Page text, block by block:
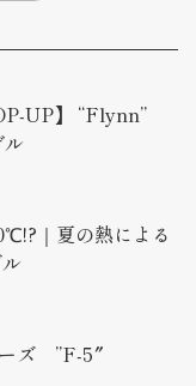
UP】 “Flynn”
｜夏の熱による
ーズ ”F-5″